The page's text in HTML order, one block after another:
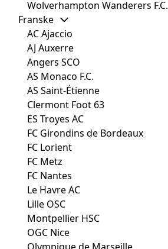
Wolverhampton Wanderers F.C.
Franske
AC Ajaccio
AJ Auxerre
Angers SCO
AS Monaco F.C.
AS Saint-Étienne
Clermont Foot 63
ES Troyes AC
FC Girondins de Bordeaux
FC Lorient
FC Metz
FC Nantes
Le Havre AC
Lille OSC
Montpellier HSC
OGC Nice